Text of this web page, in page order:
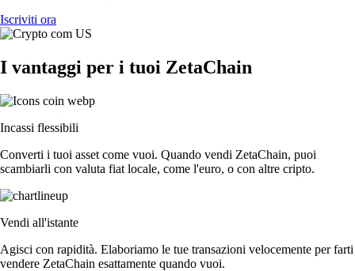
Iscriviti ora
I vantaggi per i tuoi ZetaChain
Incassi flessibili
Converti i tuoi asset come vuoi. Quando vendi ZetaChain, puoi
scambiarli con valuta fiat locale, come l'euro, o con altre cripto.
Vendi all'istante
Agisci con rapidità. Elaboriamo le tue transazioni velocemente per farti
vendere ZetaChain esattamente quando vuoi.